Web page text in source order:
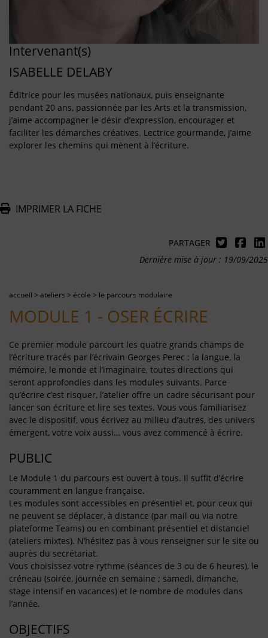
Intervenant(s)
ISABELLE DELABY
Éditrice pour les musées nationaux, puis enseignante
pendant 20 ans, passionnée par les Arts et la transmission,
j’aime accompagner le désir d’expression, encourager et
faciliter les démarches créatives. Lectrice gourmande, j’aime
explorer les chemins qui mènent à l’écriture.
IMPRIMER LA FICHE
PARTAGER
Dernière mise à jour : 19/09/2025
accueil > ateliers > école > le parcours modulaire
MODULE 1 - OSER ÉCRIRE
Ce premier module parcourt les quatre grands champs de
l’écriture tracés par l’écrivain Georges Perec : la langue, la
mémoire, le monde et l’imaginaire, toutes directions qui
seront approfondies dans les modules suivants. Parce
qu’écrire c’est risquer, l’atelier offre un cadre sécurisant pour
lancer son écriture et lire ses textes. Vous vous familiarisez
avec le dispositif, vous écrivez au milieu d’autres, des univers
émergent, votre voix aussi… vous avez commencé à écrire.
PUBLIC
Le Module 1 du parcours est ouvert à tous. Il suffit d’écrire
couramment en langue française.
Les modules sont accessibles en présentiel et, pour ceux qui
ne peuvent se déplacer, à distance (par mail ou via notre
plateforme Teams) ou en combinant présentiel et distanciel
(ateliers mixtes). N’hésitez pas à vous renseigner sur le site ou
auprès du secrétariat.
Vous choisissez votre rythme (séances de 3 ou de 6 heures), le
créneau (soirée, journée en semaine ; samedi, dimanche,
stage intensif en vacances) et le nombre de modules dans
l’année.
OBJECTIFS